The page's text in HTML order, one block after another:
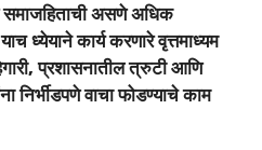
समाजहिताची असणे अधिक
ध्येयाने कार्य करणारे वृत्तमाध्यम
प्रशासनातील त्रुटी आणि
निर्भीडपणे वाचा फोडण्याचे काम